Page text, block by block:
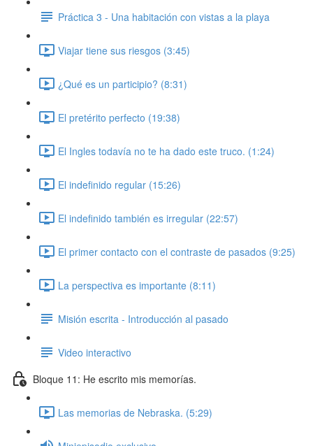
Práctica 3 - Una habitación con vistas a la playa
Viajar tiene sus riesgos (3:45)
¿Qué es un participio? (8:31)
El pretérito perfecto (19:38)
El Ingles todavía no te ha dado este truco. (1:24)
El indefinido regular (15:26)
El indefinido también es irregular (22:57)
El primer contacto con el contraste de pasados (9:25)
La perspectiva es importante (8:11)
Misión escrita - Introducción al pasado
Video interactivo
Bloque 11: He escrito mis memorías.
Las memorias de Nebraska. (5:29)